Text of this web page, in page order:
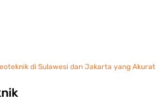
di Sulawesi dan Jakarta yang Akurat